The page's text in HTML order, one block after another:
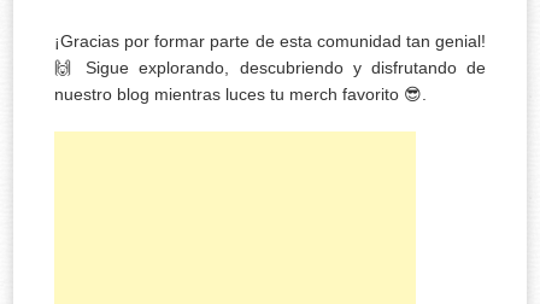
¡Gracias por formar parte de esta comunidad tan genial!
🙌 Sigue explorando, descubriendo y disfrutando de
nuestro blog mientras luces tu merch favorito 😎.